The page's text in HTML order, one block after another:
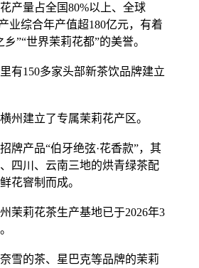
产量占全国80%以上、全球
业综合年产值超180亿元，有着
”“世界茉莉花都”的美誉。
有150多家头部新茶饮品牌建立
州建立了专属茉莉花产区。
牌产品“伯牙绝弦·花香款”，其
四川、云南三地的烘青绿茶配
花窨制而成。
茉莉花茶生产基地已于2026年3
雪的茶、星巴克等品牌的茉莉